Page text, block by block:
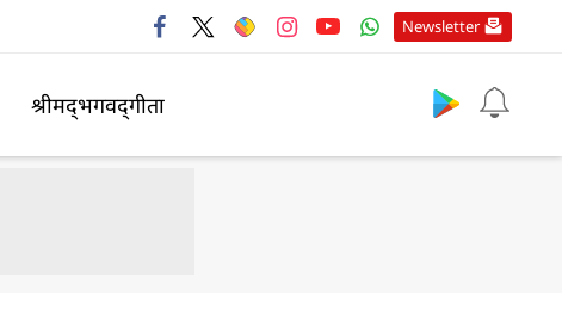
Newsletter
श्रीमद्‍भगवद्‍गीता